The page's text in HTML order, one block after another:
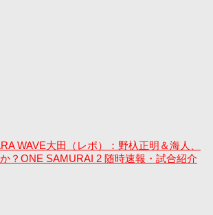
WAVE大田（レポ）：野杁正明＆海人、
？ONE SAMURAI 2 随時速報・試合紹介